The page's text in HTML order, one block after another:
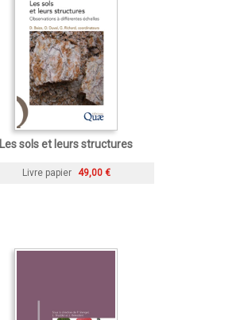
Les sols et leurs structures
Livre papier 49,00 €